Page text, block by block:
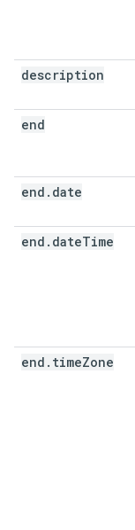
description
end
end . date
end . dateTime
end . timeZone